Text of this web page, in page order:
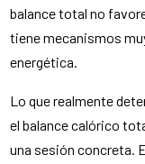
balance total no
tiene mecanismos
energética.
Lo que realmente
el balance calórico
una sesión concreta.